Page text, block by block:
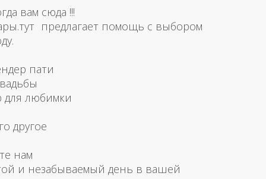
вам сюда !!!
предлагает помощь с выбором
пати
для любимки
другое
нам
и незабываемый день в вашей